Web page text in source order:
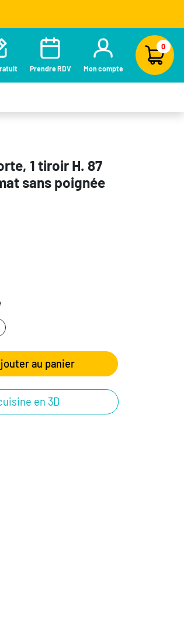
Prendre RDV Mon compte
0
1 tiroir H. 87
sans poignée
au panier
en 3D